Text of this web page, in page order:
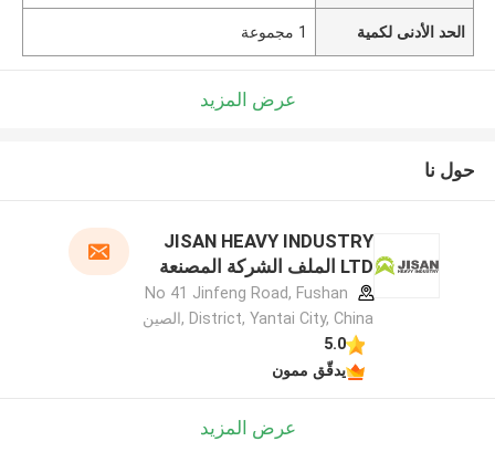
الحد الأدنى لكمية 1 مجموعة
عرض المزيد
حول نا
JISAN HEAVY INDUSTRY
LTD الملف الشركة المصنعة
No 41 Jinfeng Road, Fushan
District, Yantai City, China ,الصين
5.0
يدقّق ممون
عرض المزيد